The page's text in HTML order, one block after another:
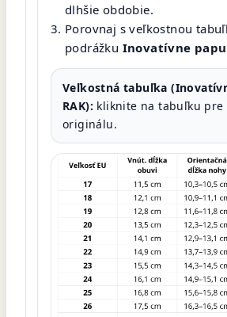
dlhšie obdobie.
Porovnaj s veľkostnou
podrážku Inovatívne
Veľkostná tabuľka
RAK): kliknite na tabuľku pre
originálu.